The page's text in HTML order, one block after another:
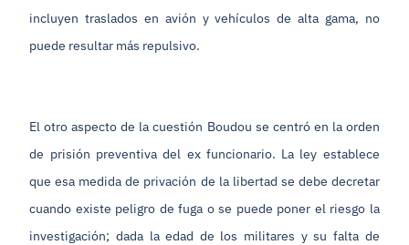
incluyen traslados en avión y vehículos de alta gama, no
puede resultar más repulsivo.
El otro aspecto de la cuestión Boudou se centró en la orden
de prisión preventiva del ex funcionario. La ley establece
que esa medida de privación de la libertad se debe decretar
cuando existe peligro de fuga o se puede poner el riesgo la
investigación; dada la edad de los militares y su falta de